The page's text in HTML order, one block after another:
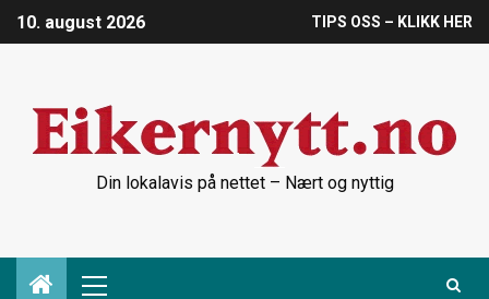
10. august 2026 TIPS OSS – KLIKK HER
Din lokalavis på nettet – Nært og nyttig